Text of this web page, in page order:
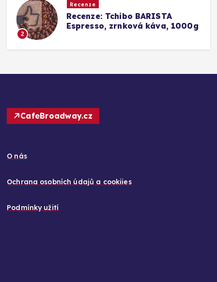
3
Recenze
Srovnání a recenze: Tchibo
Barista Caffè Crema vs.
CafeBroadway.cz
O nás
Ochrana osobních údajů a cookiies
Podmínky užití